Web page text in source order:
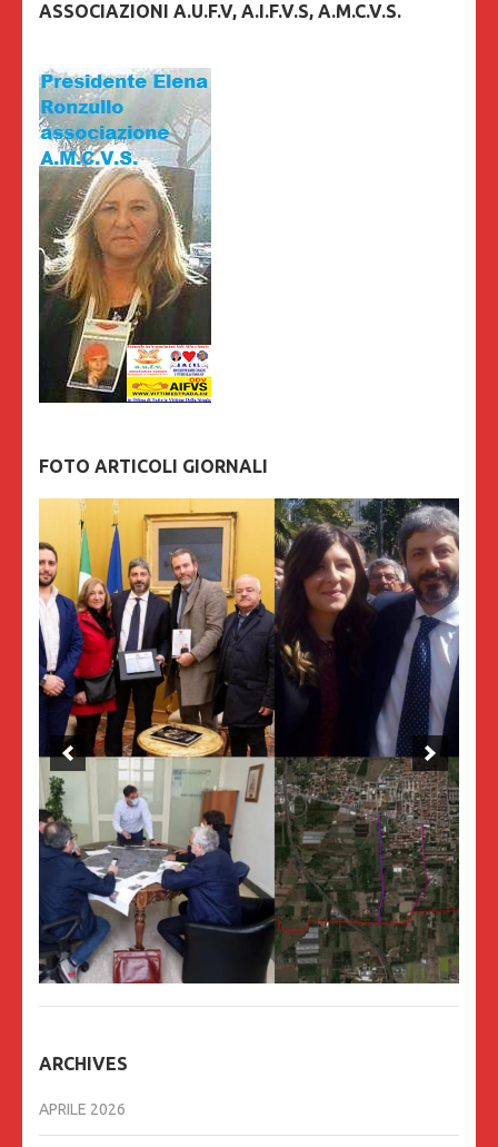
ASSOCIAZIONI A.U.F.V, A.I.F.V.S, A.M.C.V.S.
FOTO ARTICOLI GIORNALI
ARCHIVES
APRILE 2026